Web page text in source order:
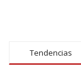
Tendencias